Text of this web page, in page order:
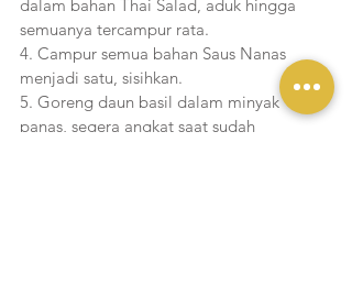
dalam bahan Thai Salad, aduk hingga
semuanya tercampur rata.
4. Campur semua bahan Saus Nanas
menjadi satu, sisihkan.
5. Goreng daun basil dalam minyak
panas, segera angkat saat sudah